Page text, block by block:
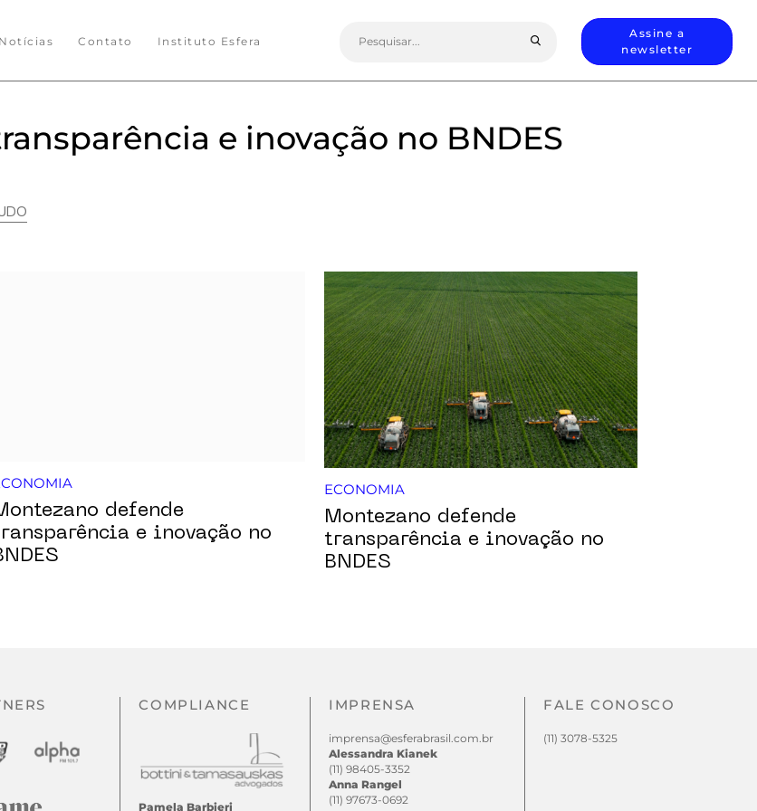
Notícias Contato Instituto Esfera
for:
Assine a
newsletter
e inovação no BNDES
defende
e inovação no
ECONOMIA
Montezano defende
transparência e inovação no
BNDES
COMPLIANCE
Pamela Barbieri
IMPRENSA
imprensa@esferabrasil.com.br
Alessandra Kianek
(11) 98405-3352
Anna Rangel
(11) 97673-0692
FALE CONOSCO
(11) 3078-5325